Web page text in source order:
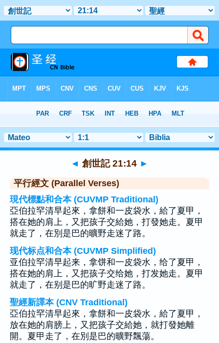
> 聖經金句 14
◄ 創世記 21:14 ►
平行經文 (Parallel Verses)
現代標點和合本 (CUVMP Traditional)
亞伯拉罕清早起來，拿餅和一皮袋水，給了夏甲，
搭在她的肩上，又把孩子交給她，打發她走。夏甲
就走了，在別是巴的曠野走迷了路。
现代标点和合本 (CUVMP Simplified)
亚伯拉罕清早起来，拿饼和一皮袋水，给了夏甲，
搭在她的肩上，又把孩子交给她，打发她走。夏甲
就走了，在别是巴的旷野走迷了路。
聖經新譯本 (CNV Traditional)
亞伯拉罕清早起來，拿餅和一皮袋水，給了夏甲，
放在她的肩膀上，又把孩子交給她，就打發她離
開。夏甲走了，在別是巴的曠野飄蕩。